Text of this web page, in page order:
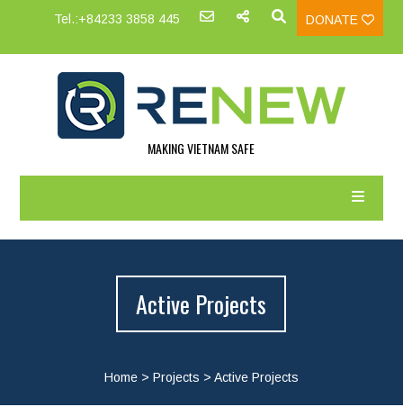
Tel.:+84233 3858 445 DONATE
MAKING VIETNAM SAFE
Active Projects
Home> Projects > Active Projects